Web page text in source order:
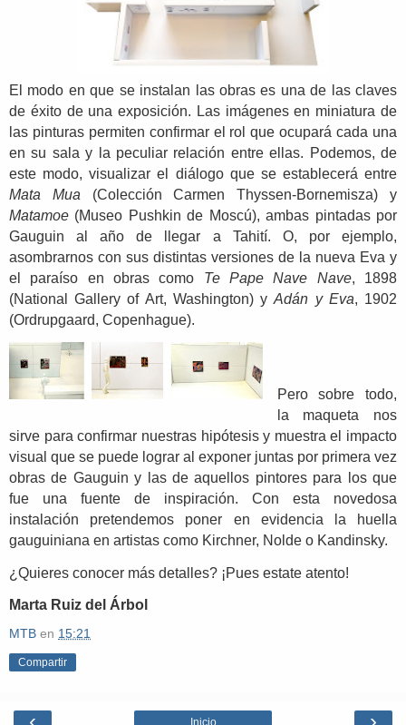
El modo en que se instalan las obras es una de las claves
de éxito de una exposición. Las imágenes en miniatura de
las pinturas permiten confirmar el rol que ocupará cada una
en su sala y la peculiar relación entre ellas. Podemos, de
este modo, visualizar el diálogo que se establecerá entre
Mata Mua (Colección Carmen Thyssen-Bornemisza) y
Matamoe (Museo Pushkin de Moscú), ambas pintadas por
Gauguin al año de llegar a Tahití. O, por ejemplo,
asombrarnos con sus distintas versiones de la nueva Eva y
el paraíso en obras como Te Pape Nave Nave, 1898
(National Gallery of Art, Washington) yAdán y Eva, 1902
(Ordrupgaard, Copenhague).
Pero sobre todo,
la maqueta nos
sirve para confirmar nuestras hipótesis y muestra el impacto
visual que se puede lograr al exponer juntas por primera vez
obras de Gauguin y las de aquellos pintores para los que
fue una fuente de inspiración. Con esta novedosa
instalación pretendemos poner en evidencia la huella
gauguiniana en artistas como Kirchner, Nolde o Kandinsky.
¿Quieres conocer más detalles? ¡Pues estate atento!
Marta Ruiz del Árbol
MTB en 15:21
Compartir
Inicio